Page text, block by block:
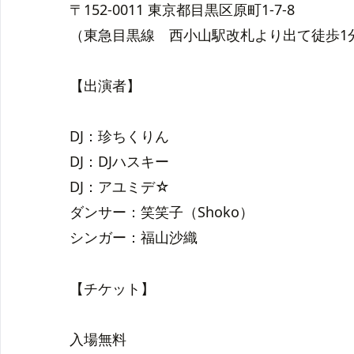
〒152-0011 東京都目黒区原町1-7-8
（東急目黒線 西小山駅改札より出て徒歩1
【出演者】
DJ：珍ちくりん
DJ：DJハスキー
DJ：アユミデ☆
ダンサー：笑笑子（Shoko）
シンガー：福山沙織
【チケット】
入場無料